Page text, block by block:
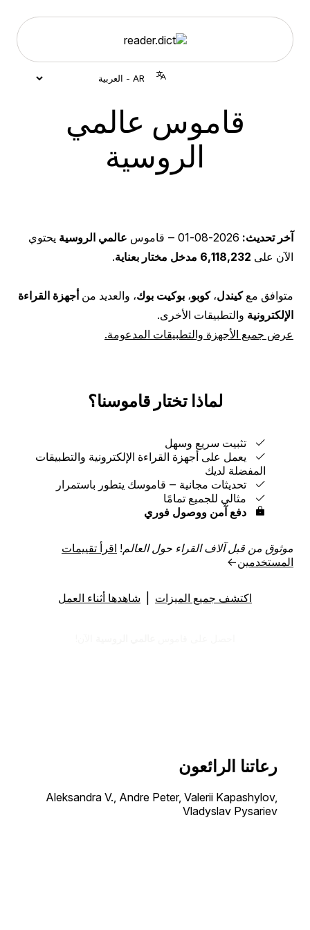
قاموس عالمي
الروسية
آخر تحديث: 2026-08-01 ‒ قاموس عالمي الروسية يحتوي
الآن على 6,118,232 مدخل مختار بعناية .
متوافق معكيندل،كوبو، بوكيت بوك، والعديد منأجهزة القراءة
الإلكترونية والتطبيقات الأخرى.
عرض جميع الأجهزة والتطبيقات المدعومة.
لماذا تختار قاموسنا؟
تثبيت سريع وسهل
يعمل على أجهزة القراءة الإلكترونية والتطبيقات
المفضلة لديك
تحديثات مجانية ‒ قاموسك يتطور باستمرار
مثالي للجميع تمامًا
دفع آمن ووصول فوري
موثوق من قبل آلاف القراء حول العالم! اقرأ تقييمات
المستخدمين→
اكتشف جميع الميزات شاهدها أثناء العمل
رعاتنا الرائعون
Aleksandra V., Andre Peter, Valerii Kapashylov,
Vladyslav Pysariev